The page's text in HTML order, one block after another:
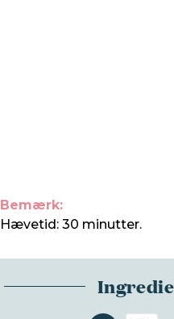
Bemærk:
Hævetid: 30 minutter.